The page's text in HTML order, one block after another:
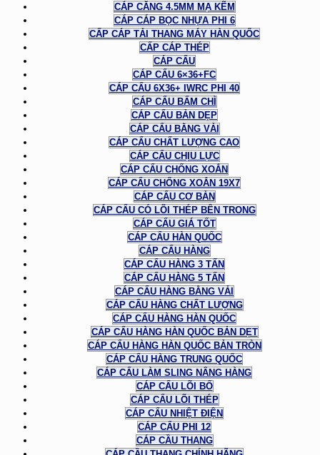
CÁP CĂNG 4.5MM MẠ KẼM
CÁP CÁP BỌC NHỰA PHI 6
CẤP CÁP TẢI THANG MÁY HÀN QUỐC
CẤP CÁP THÉP
CÁP CẨU
CÁP CẨU 6×36+FC
CÁP CẨU 6X36+ IWRC PHI 40
CÁP CẨU BẤM CHÌ
CÁP CẨU BẢN DẸP
CÁP CẨU BẰNG VẢI
CÁP CẨU CHẤT LƯỢNG CAO
CÁP CẨU CHỊU LỰC
CÁP CẨU CHỐNG XOẮN
CÁP CẨU CHỐNG XOẮN 19X7
CÁP CẨU CƠ BẢN
CÁP CẨU CÓ LÕI THÉP BÊN TRONG
CÁP CẨU GIÁ TỐT
CÁP CẨU HÀN QUỐC
CÁP CẨU HÀNG
CÁP CẨU HÀNG 3 TẤN
CÁP CẨU HÀNG 5 TẤN
CÁP CẨU HÀNG BẰNG VẢI
CÁP CẨU HÀNG CHẤT LƯỢNG
CÁP CẨU HÀNG HÀN QUỐC
CÁP CẨU HÀNG HÀN QUỐC BẢN DẸT
CÁP CẨU HÀNG HÀN QUỐC BẢN TRÒN
CÁP CẨU HÀNG TRUNG QUỐC
CÁP CẨU LÀM SLING NÂNG HÀNG
CÁP CẨU LÕI BỐ
CÁP CẨU LÕI THÉP
CÁP CẨU NHIỆT ĐIỆN
CÁP CẨU PHI 12
CÁP CẦU THANG